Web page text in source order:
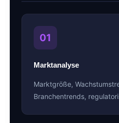
01
Marktanalyse
Marktgröße,
Branchentrends,